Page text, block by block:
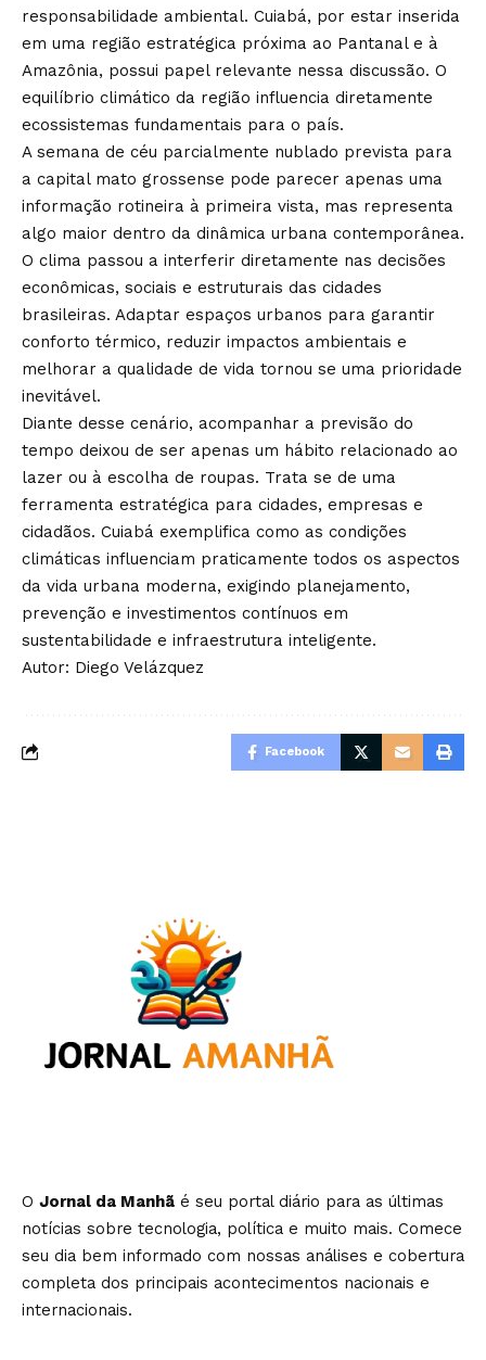
responsabilidade ambiental. Cuiabá, por estar inserida
em uma região estratégica próxima ao Pantanal e à
Amazônia, possui papel relevante nessa discussão. O
equilíbrio climático da região influencia diretamente
ecossistemas fundamentais para o país.
A semana de céu parcialmente nublado prevista para
a capital mato grossense pode parecer apenas uma
informação rotineira à primeira vista, mas representa
algo maior dentro da dinâmica urbana contemporânea.
O clima passou a interferir diretamente nas decisões
econômicas, sociais e estruturais das cidades
brasileiras. Adaptar espaços urbanos para garantir
conforto térmico, reduzir impactos ambientais e
melhorar a qualidade de vida tornou se uma prioridade
inevitável.
Diante desse cenário, acompanhar a previsão do
tempo deixou de ser apenas um hábito relacionado ao
lazer ou à escolha de roupas. Trata se de uma
ferramenta estratégica para cidades, empresas e
cidadãos. Cuiabá exemplifica como as condições
climáticas influenciam praticamente todos os aspectos
da vida urbana moderna, exigindo planejamento,
prevenção e investimentos contínuos em
sustentabilidade e infraestrutura inteligente.
Autor: Diego Velázquez
Facebook
O Jornal da Manhã é seu portal diário para as últimas
notícias sobre tecnologia, política e muito mais. Comece
seu dia bem informado com nossas análises e cobertura
completa dos principais acontecimentos nacionais e
internacionais.